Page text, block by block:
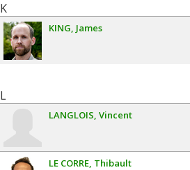
K
KING James
L
LANGLOIS Vincent
LE CORRE Thibault